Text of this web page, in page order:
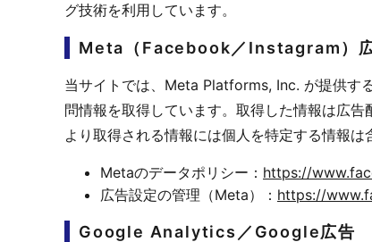
グ技術を利用しています。
Meta（Facebook／Instagram）
当サイトでは、Meta Platforms, Inc. が提供す
問情報を取得しています。取得した情報は広
より取得される情報には個人を特定する情報は
Metaのデータポリシー： https://
広告設定の管理（Meta）： https://
Google Analytics／Google広告